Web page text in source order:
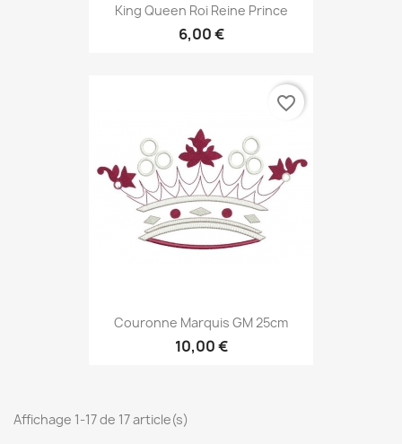
King Queen Roi Reine Prince
6,00 €
Couronne Marquis GM 25cm
10,00 €
favorite_border
Affichage 1-17 de 17 article(s)